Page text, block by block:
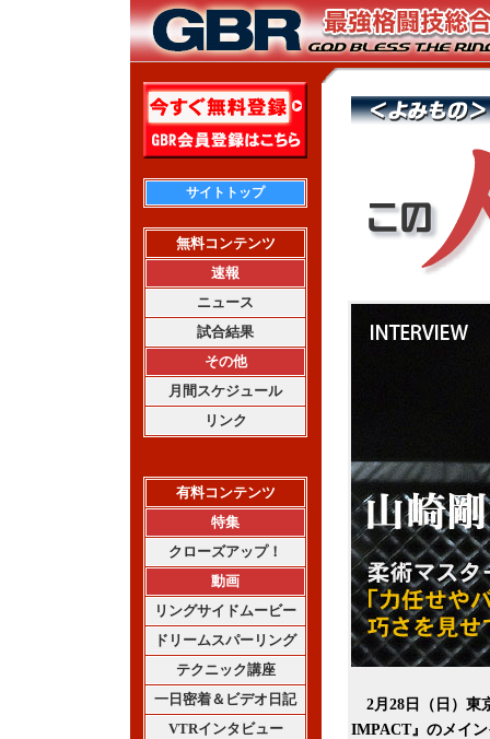
サイトトップ
無料コンテンツ
速報
ニュース
試合結果
その他
月間スケジュール
リンク
有料コンテンツ
特集
クローズアップ！
動画
リングサイドムービー
ドリームスパーリング
テクニック講座
一日密着＆ビデオ日記
VTRインタビュー
2月28日（日）東
IMPACT』のメイ